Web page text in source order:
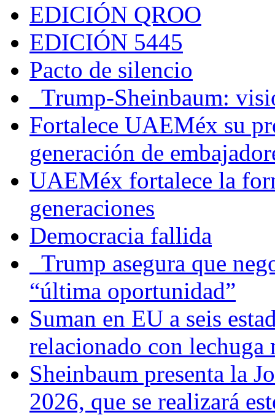
EDICIÓN QROO
EDICIÓN 5445
Pacto de silencio
Trump-Sheinbaum:
Fortalece UAEMéx su
generación de
UAEMéx fortalece la
generaciones
Democracia fallida
Trump asegura que
“última oportunidad”
Suman en EU a seis
relacionado con lechuga
Sheinbaum presenta la
2026, que se realizará